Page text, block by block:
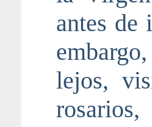
antes de
lejos,